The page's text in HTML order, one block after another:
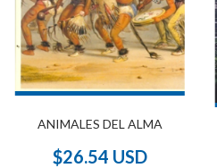
ANIMALES DEL ALMA
$26.54 USD